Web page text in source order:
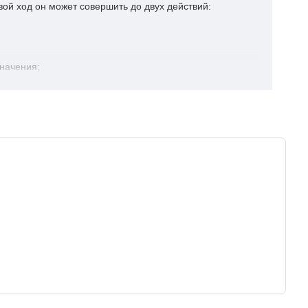
ход он может совершить до двух действий:
все фиолетовые кубики. Биотеррорист выигрывает,